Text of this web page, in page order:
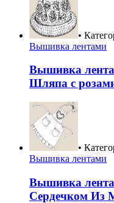
•
Вышивка лентами
Вышивка
Шляпа с
•
Вышивка лентами
Вышивка
Сердечком Из